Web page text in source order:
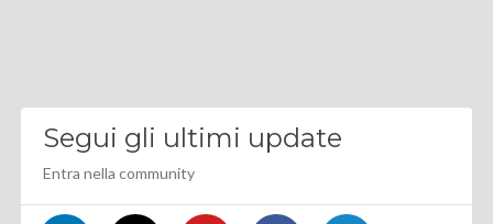
Segui gli ultimi update
Entra nella community